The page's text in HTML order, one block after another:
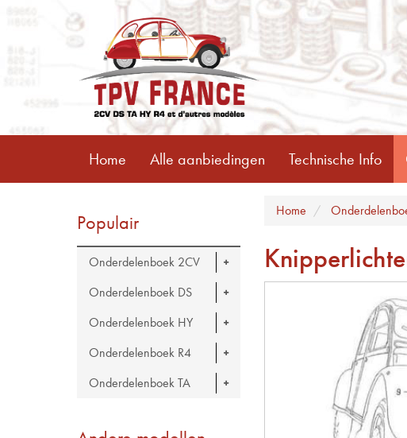
Home Alle aanbiedingen Technische Info
Populair
Onderdelenboek 2CV
Onderdelenboek DS
Onderdelenboek HY
Onderdelenboek R4
Onderdelenboek TA
Home